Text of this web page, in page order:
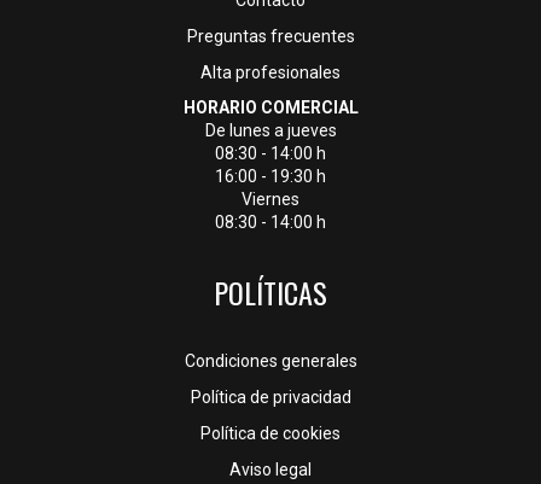
Preguntas frecuentes
Alta profesionales
HORARIO COMERCIAL
De lunes a jueves
08:30 - 14:00 h
16:00 - 19:30 h
Viernes
08:30 - 14:00 h
POLÍTICAS
Condiciones generales
Política de privacidad
Política de cookies
Aviso legal